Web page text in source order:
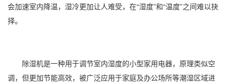
会加速室内降温，湿冷更加让人难受，在“湿度”和“温度”之间难以抉
择。
除湿机是一种用于调节室内湿度的小型家用电器，原理类似空
调，但更加节能高效，被广泛应用于家庭及办公场所等潮湿区域进